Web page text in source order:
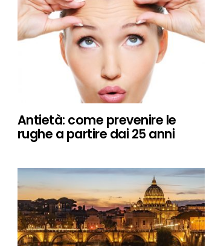
Antietà: come prevenire le
rughe a partire dai 25 anni